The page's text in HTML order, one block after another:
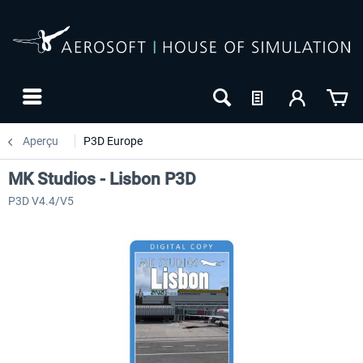
Aperçu P3D Europe
MK Studios - Lisbon P3D
P3D V4.4/V5